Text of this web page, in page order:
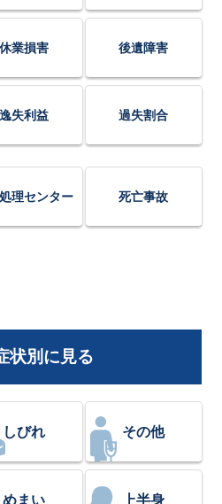
休業損害 後遺障害
逸失利益 過失割合
理センター 死亡事故
状別に見る
しびれ その他
めまい 上半身